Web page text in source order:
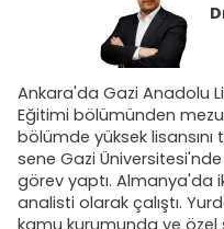
Ankara'da Gazi Anadolu
Eğitimi bölümünden
bölümde yüksek lisansını
sene Gazi
görev yaptı. Almanya'da
analisti olarak çalıştı.
kamu kurumunda ve özel